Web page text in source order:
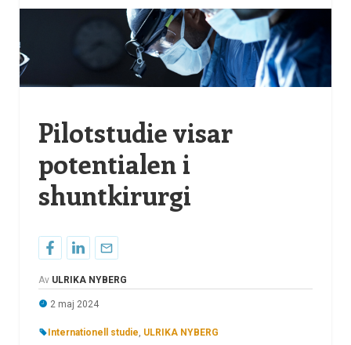
Pilotstudie visar
potentialen i
shuntkirurgi
Av ULRIKA NYBERG
2 maj 2024
Internationell studie, ULRIKA NYBERG